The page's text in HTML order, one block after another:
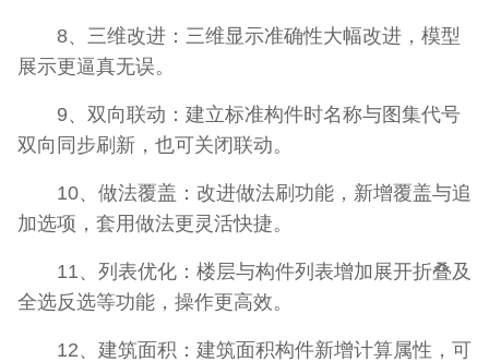
8、三维改进：三维显示准确性大幅改进，模型
展示更逼真无误。
9、双向联动：建立标准构件时名称与图集代号
双向同步刷新，也可关闭联动。
10、做法覆盖：改进做法刷功能，新增覆盖与追
加选项，套用做法更灵活快捷。
11、列表优化：楼层与构件列表增加展开折叠及
全选反选等功能，操作更高效。
12、建筑面积：建筑面积构件新增计算属性，可